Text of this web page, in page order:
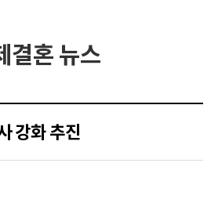
결혼 뉴스
강화 추진